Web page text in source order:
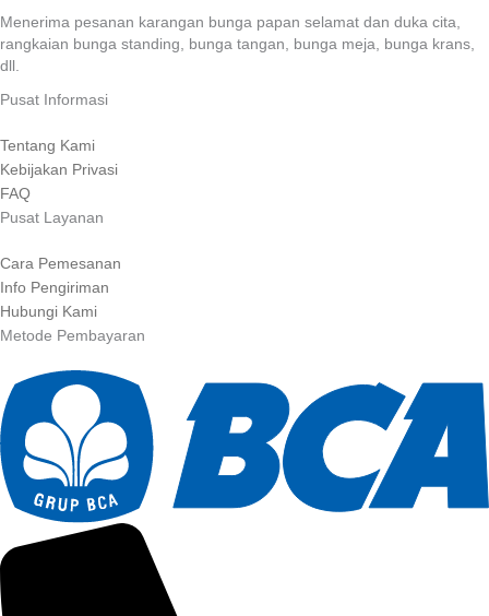
Menerima pesanan karangan bunga papan selamat dan duka cita,
rangkaian bunga standing, bunga tangan, bunga meja, bunga krans,
dll.
Pusat Informasi
Tentang Kami
Kebijakan Privasi
FAQ
Pusat Layanan
Cara Pemesanan
Info Pengiriman
Hubungi Kami
Metode Pembayaran